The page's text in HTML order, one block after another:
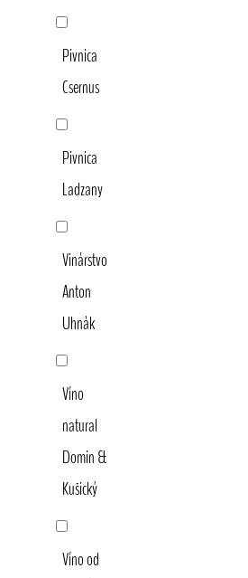
Pivnica
Csernus
Pivnica
Ladzany
Vinárstvo
Anton
Uhnák
Víno
natural
Domin &
Kušický
Víno od